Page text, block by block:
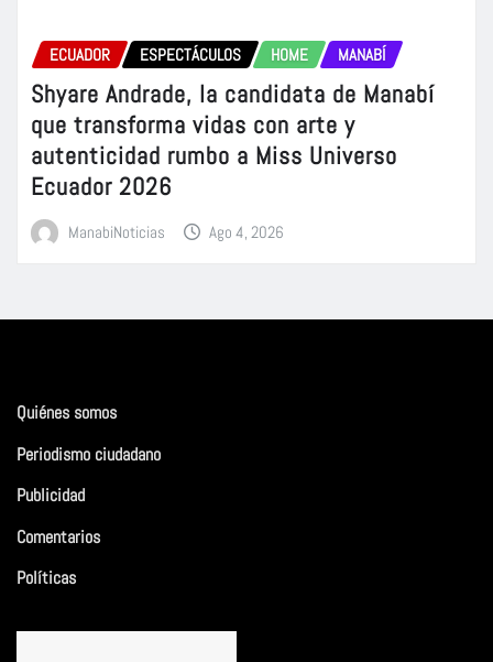
ECUADOR ESPECTÁCULOS HOME MANABÍ
Shyare Andrade, la candidata de Manabí
que transforma vidas con arte y
autenticidad rumbo a Miss Universo
Ecuador 2026
ManabiNoticias Ago 4, 2026
Quiénes somos
Periodismo ciudadano
Publicidad
Comentarios
Políticas